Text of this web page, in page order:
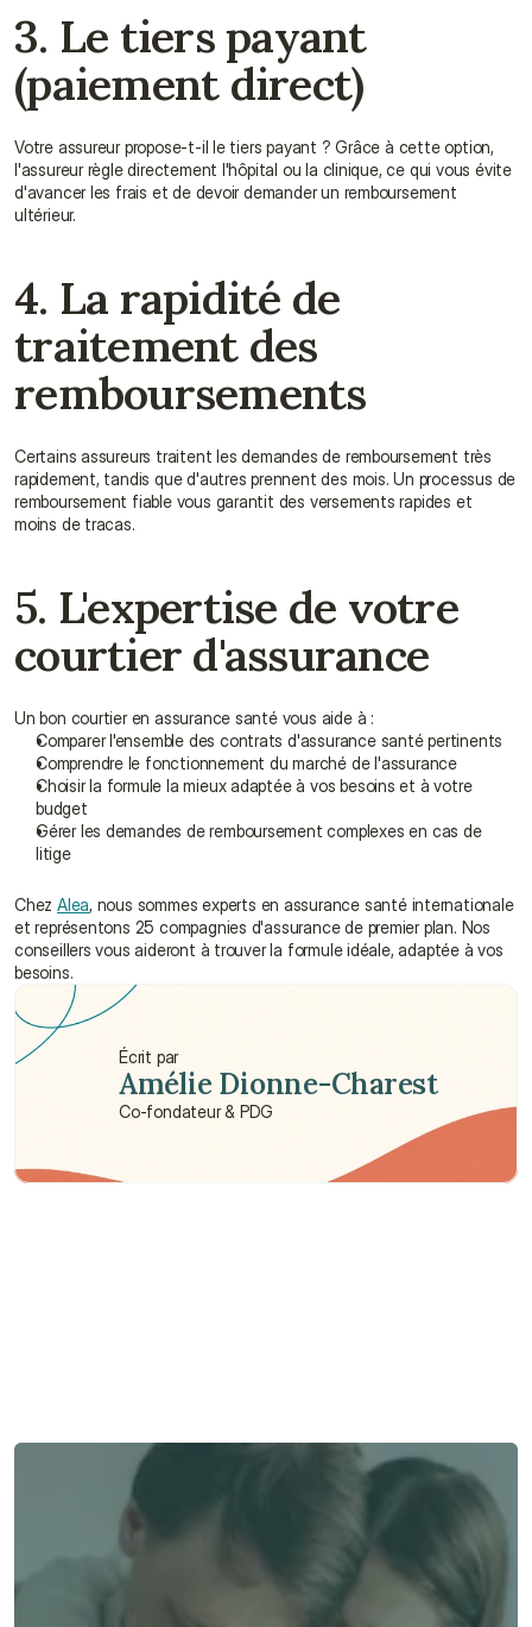
3. Le tiers payant
(paiement direct)
Votre assureur propose-t-il le tiers payant ? Grâce à cette option,
l'assureur règle directement l'hôpital ou la clinique, ce qui vous évite
d'avancer les frais et de devoir demander un remboursement
ultérieur.
4. La rapidité de
traitement des
remboursements
Certains assureurs traitent les demandes de remboursement très
rapidement, tandis que d'autres prennent des mois. Un processus de
remboursement fiable vous garantit des versements rapides et
moins de tracas.
5. L'expertise de votre
courtier d'assurance
Un bon courtier en assurance santé vous aide à :
Comparer l'ensemble des contrats d'assurance santé pertinents
Comprendre le fonctionnement du marché de l'assurance
Choisir la formule la mieux adaptée à vos besoins et à votre
budget
Gérer les demandes de remboursement complexes en cas de
litige
Chez Alea, nous sommes experts en assurance santé internationale
et représentons 25 compagnies d'assurance de premier plan. Nos
conseillers vous aideront à trouver la formule idéale, adaptée à vos
besoins.
Écrit par
Amélie Dionne-Charest
Co-fondateur & PDG